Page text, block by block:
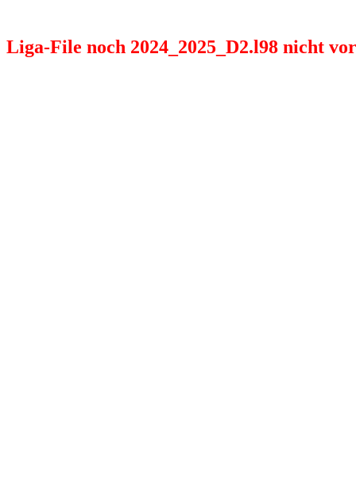
Liga-File noch 2024_2025_D2.l98 nicht